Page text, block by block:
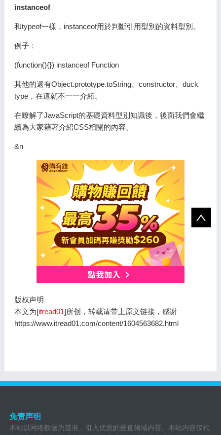
instanceof
和typeof一樣，instanceof用於判斷引用型別的資料型別。
例子：
(function(){}) instanceof Function
其他的還有Object.prototype.toString、constructor、duck
type，在這就不一一介紹。
在瞭解了JavaScript的基礎資料型別知識後，後面我們會繼
續為大家藉著介紹CSS相關的內容。
&n
版权声明
本文为[itread01]所创，转载请带上原文链接，感谢
https://www.itread01.com/content/1604563682.html
免责声明
本站以网络数据为基准，引入优质的垂直领域内容。本站内容仅代